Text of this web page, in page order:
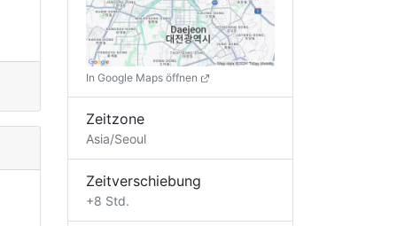
In Google Maps öffnen
Zeitzone
Asia/Seoul
Zeitverschiebung
+8 Std.